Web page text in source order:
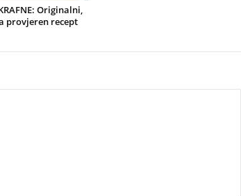
Originalni,
provjeren recept